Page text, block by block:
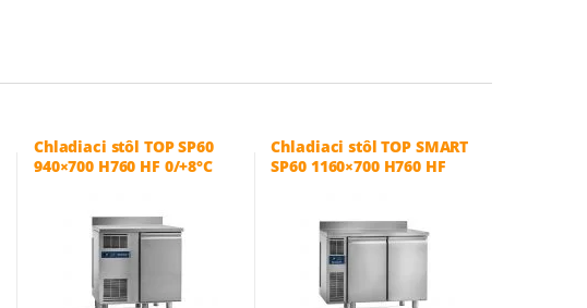
Chladiaci stôl TOP SP60
940×700 H760 HF 0/+8°C
Chladiaci stôl TOP SMART
SP60 1160×700 H760 HF